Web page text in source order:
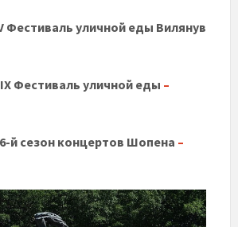
Фестиваль уличной еды Вилянув
Фестиваль уличной еды –
й сезон концертов Шопена –